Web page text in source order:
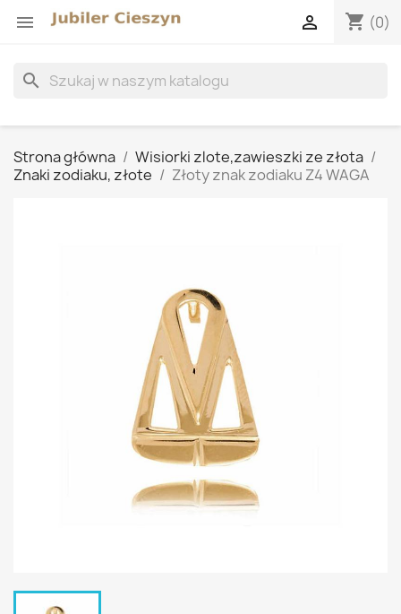
 shopping_cart (0)

search
Strona główna
Wisiorki zlote,zawieszki ze złota
Znaki zodiaku, złote
Złoty znak zodiaku Z4 WAGA